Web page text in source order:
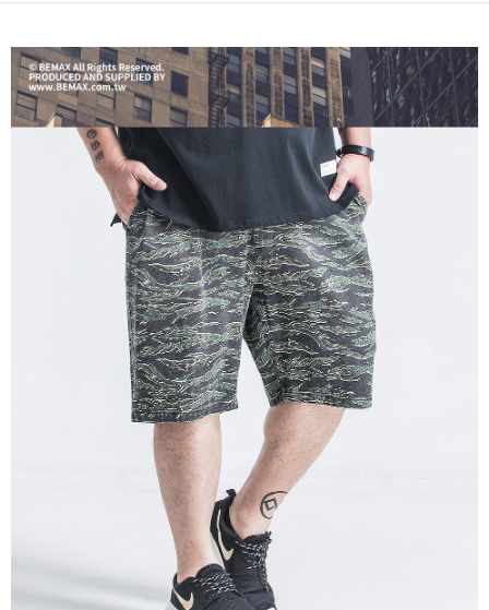
ATM／網路銀行／等多元方式進行付款，方視為交易完成。
※ 請注意：結帳手續完成當下不需立刻繳費，但若您需要取消訂單，請聯絡
購買商品的店家。未經商家同意取消之訂單仍視為有效，需透過AFTEE先享
後付繳納相關費用。
※ 交易是否成功請以「AFTEE先享後付 」之結帳頁面顯示為準，若有關於
是否繳費成功／繳費後需取消欲退款等相關疑問，請聯繫「AFTEE先享後付
客戶支援中心」https://netprotections.freshdesk.com/support/home
１．透過由恩沛科技股份有限公司提供之「AFTEE先享後付」服務完成之交
易，需依本服務之必要範圍內提供個人資料，並將交易相關給付款項請求債
權轉讓予恩沛科技股份有限公司。
２．關於個人資料處理事宜，請瀏覽以下網址：
https://aftee.tw/terms/#terms3
３．未成年的使用者請事先徵得法定代理人或監護人之同意方可使用
「AFTEE先享後付」，若未經同意申辦者引起之損失，本公司不負相關責
４．使用「AFTEE先享後付」時，將依據個別帳號之用戶狀況，依本公司即
時審查核予不同之上限額度；若仍有額度不足之情形，本公司將視審查結果
請求用戶進行身份認證。
５．嚴禁一人註冊多個帳號或使用他人資訊註冊。若發現惡意使用之情形，
恩沛科技股份有限公司將有權停止該用戶之使用額度並採取法律行動。
宅配
每筆NT$80，滿NT$1,200(含以上)免運費